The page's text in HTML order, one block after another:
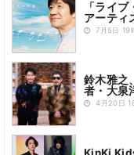
「ライ
アーティ
7月5日 19
鈴木雅之
者・大泉
4月20日